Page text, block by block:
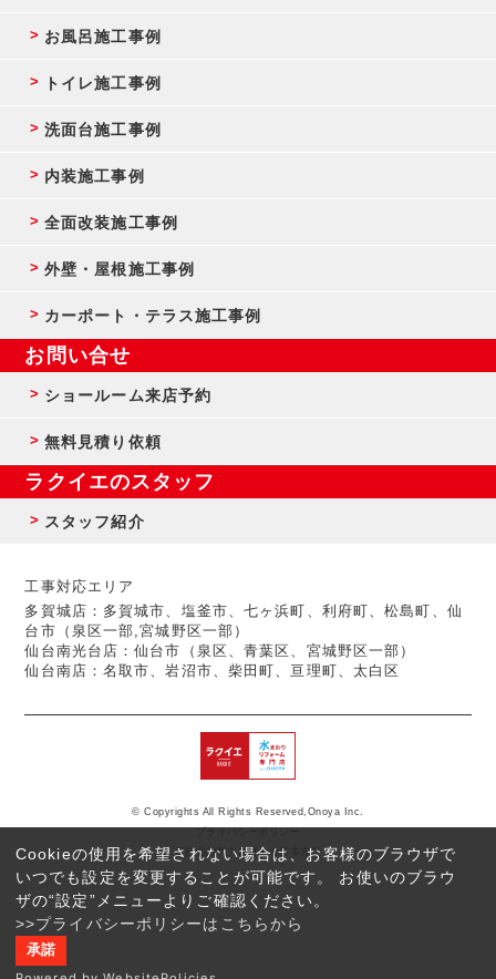
Cookieの使用を希望されない場合は、お客様のブラウザで
いつでも設定を変更することが可能です。 お使いのブラウ
ザの“設定”メニューよりご確認ください。
>>プライバシーポリシーはこちらから
承諾
反社会的勢力に対する基本方針
© Copyrights All Rights Reserved,Onoya Inc.
お風呂施工事例
トイレ施工事例
洗面台施工事例
内装施工事例
全面改装施工事例
外壁・屋根施工事例
カーポート・テラス施工事例
お問い合せ
ショールーム来店予約
無料見積り依頼
ラクイエのスタッフ
スタッフ紹介
工事対応エリア
多賀城店：多賀城市、塩釜市、七ヶ浜町、利府町、松島町、仙
台市（泉区一部,宮城野区一部）
仙台南光台店：仙台市（泉区、青葉区、宮城野区一部）
仙台南店：名取市、岩沼市、柴田町、亘理町、太白区